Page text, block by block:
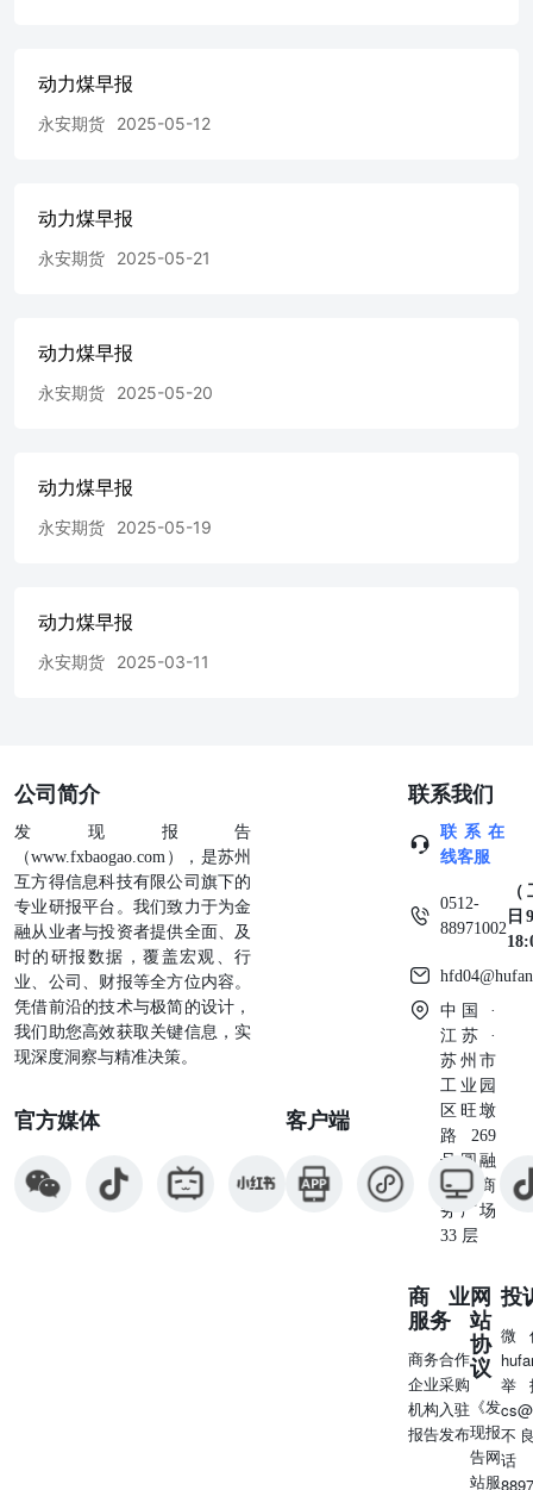
动力煤早报
永安期货 2025-05-12
动力煤早报
永安期货 2025-05-21
动力煤早报
永安期货 2025-05-20
动力煤早报
永安期货 2025-05-19
动力煤早报
永安期货 2025-03-11
公司简介
发现报告
（www.fxbaogao.com），是苏州
互方得信息科技有限公司旗下的
专业研报平台。我们致力于为金
融从业者与投资者提供全面、及
时的研报数据，覆盖宏观、行
业、公司、财报等全方位内容。
凭借前沿的技术与极简的设计，
我们助您高效获取关键信息，实
现深度洞察与精准决策。
官方媒体 客户端
联系我们
联系在
线客服
0512-
88971002
日
中国 ·
江苏 ·
苏州市
工业园
区旺墩
路269
号圆融
星座商
务广场
33 层
商业
服务
商务合作
企业采购
机构入驻
报告发布
网
站
协
议
《发
现报
告网
站服
投
微
举
不